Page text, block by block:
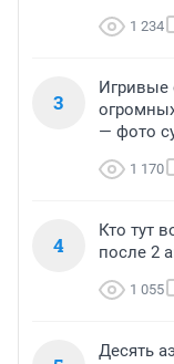
1 234
3
Игривые
— фото
1 170
4
Кто тут
после 2
1 055
Десять